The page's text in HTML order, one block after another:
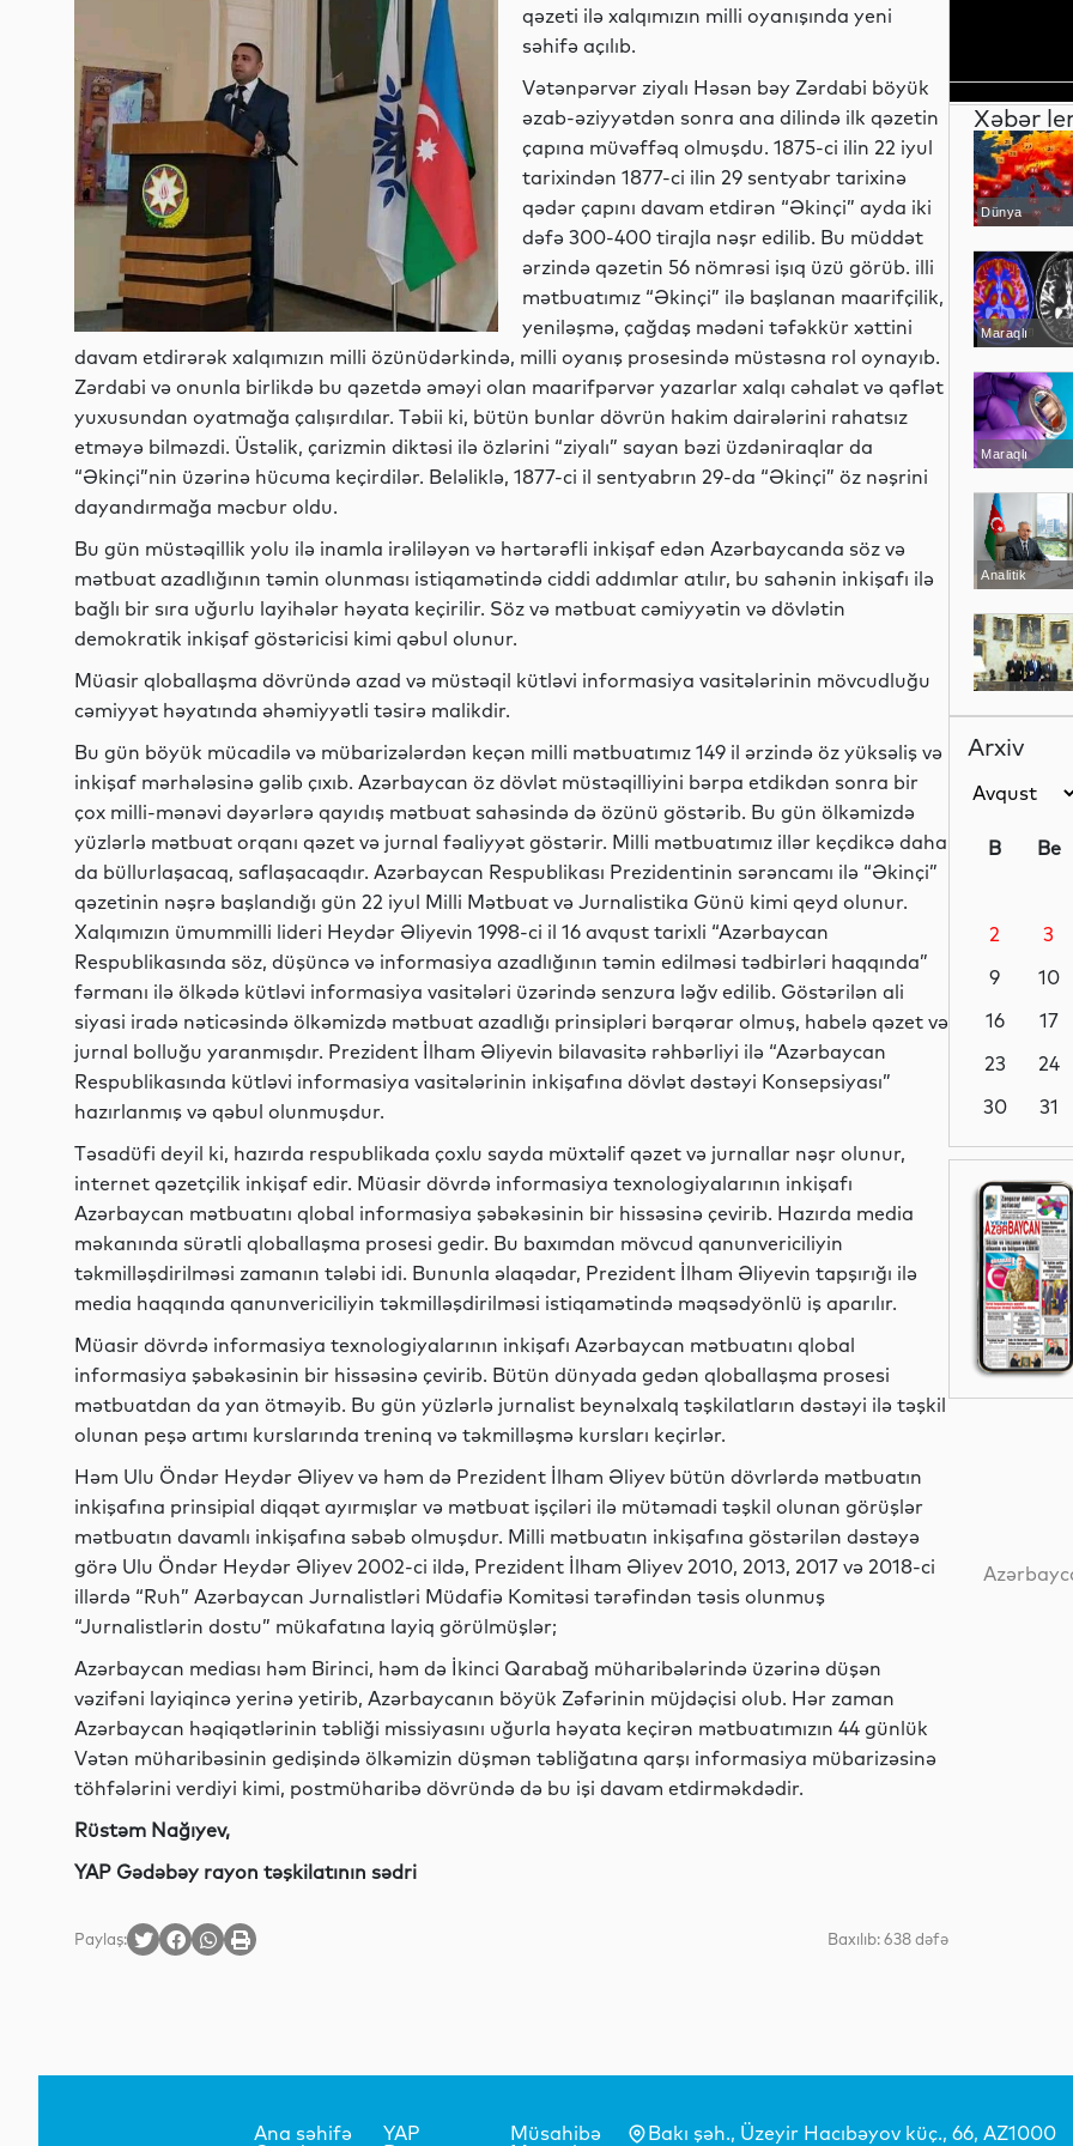
qəzeti ilə xalqımızın milli oyanışında yeni
səhifə açılıb.
Vətənpərvər ziyalı Həsən bəy Zərdabi böyük
əzab-əziyyətdən sonra ana dilində ilk qəzetin
çapına müvəffəq olmuşdu. 1875-ci ilin 22 iyul
tarixindən 1877-ci ilin 29 sentyabr tarixinə
qədər çapını davam etdirən “Əkinçi” ayda iki
dəfə 300-400 tirajla nəşr edilib. Bu müddət
ərzində qəzetin 56 nömrəsi işıq üzü görüb. illi
mətbuatımız “Əkinçi” ilə başlanan maarifçilik,
yeniləşmə, çağdaş mədəni təfəkkür xəttini
davam etdirərək xalqımızın milli özünüdərkində, milli oyanış prosesində müstəsna rol oynayıb.
Zərdabi və onunla birlikdə bu qəzetdə əməyi olan maarifpərvər yazarlar xalqı cəhalət və qəflət
yuxusundan oyatmağa çalışırdılar. Təbii ki, bütün bunlar dövrün hakim dairələrini rahatsız
etməyə bilməzdi. Üstəlik, çarizmin diktəsi ilə özlərini “ziyalı” sayan bəzi üzdəniraqlar da
“Əkinçi”nin üzərinə hücuma keçirdilər. Beləliklə, 1877-ci il sentyabrın 29-da “Əkinçi” öz nəşrini
dayandırmağa məcbur oldu.
Bu gün müstəqillik yolu ilə inamla irəliləyən və hərtərəfli inkişaf edən Azərbaycanda söz və
mətbuat azadlığının təmin olunması istiqamətində ciddi addımlar atılır, bu sahənin inkişafı ilə
bağlı bir sıra uğurlu layihələr həyata keçirilir. Söz və mətbuat cəmiyyətin və dövlətin
demokratik inkişaf göstəricisi kimi qəbul olunur.
Müasir qloballaşma dövründə azad və müstəqil kütləvi informasiya vasitələrinin mövcudluğu
cəmiyyət həyatında əhəmiyyətli təsirə malikdir.
Bu gün böyük mücadilə və mübarizələrdən keçən milli mətbuatımız 149 il ərzində öz yüksəliş və
inkişaf mərhələsinə gəlib çıxıb. Azərbaycan öz dövlət müstəqilliyini bərpa etdikdən sonra bir
çox milli-mənəvi dəyərlərə qayıdış mətbuat sahəsində də özünü göstərib. Bu gün ölkəmizdə
yüzlərlə mətbuat orqanı qəzet və jurnal fəaliyyət göstərir. Milli mətbuatımız illər keçdikcə daha
da büllurlaşacaq, saflaşacaqdır. Azərbaycan Respublikası Prezidentinin sərəncamı ilə “Əkinçi”
qəzetinin nəşrə başlandığı gün 22 iyul Milli Mətbuat və Jurnalistika Günü kimi qeyd olunur.
Xalqımızın ümummilli lideri Heydər Əliyevin 1998-ci il 16 avqust tarixli “Azərbaycan
Respublikasında söz, düşüncə və informasiya azadlığının təmin edilməsi tədbirləri haqqında”
fərmanı ilə ölkədə kütləvi informasiya vasitələri üzərində senzura ləğv edilib. Göstərilən ali
siyasi iradə nəticəsində ölkəmizdə mətbuat azadlığı prinsipləri bərqərar olmuş, habelə qəzet və
jurnal bolluğu yaranmışdır. Prezident İlham Əliyevin bilavasitə rəhbərliyi ilə “Azərbaycan
Respublikasında kütləvi informasiya vasitələrinin inkişafına dövlət dəstəyi Konsepsiyası”
hazırlanmış və qəbul olunmuşdur.
Təsadüfi deyil ki, hazırda respublikada çoxlu sayda müxtəlif qəzet və jurnallar nəşr olunur,
internet qəzetçilik inkişaf edir. Müasir dövrdə informasiya texnologiyalarının inkişafı
Azərbaycan mətbuatını qlobal informasiya şəbəkəsinin bir hissəsinə çevirib. Hazırda media
məkanında sürətli qloballaşma prosesi gedir. Bu baxımdan mövcud qanunvericiliyin
təkmilləşdirilməsi zamanın tələbi idi. Bununla əlaqədar, Prezident İlham Əliyevin tapşırığı ilə
media haqqında qanunvericiliyin təkmilləşdirilməsi istiqamətində məqsədyönlü iş aparılır.
Müasir dövrdə informasiya texnologiyalarının inkişafı Azərbaycan mətbuatını qlobal
informasiya şəbəkəsinin bir hissəsinə çevirib. Bütün dünyada gedən qloballaşma prosesi
mətbuatdan da yan ötməyib. Bu gün yüzlərlə jurnalist beynəlxalq təşkilatların dəstəyi ilə təşkil
olunan peşə artımı kurslarında treninq və təkmilləşmə kursları keçirlər.
Həm Ulu Öndər Heydər Əliyev və həm də Prezident İlham Əliyev bütün dövrlərdə mətbuatın
inkişafına prinsipial diqqət ayırmışlar və mətbuat işçiləri ilə mütəmadi təşkil olunan görüşlər
mətbuatın davamlı inkişafına səbəb olmuşdur. Milli mətbuatın inkişafına göstərilən dəstəyə
görə Ulu Öndər Heydər Əliyev 2002-ci ildə, Prezident İlham Əliyev 2010, 2013, 2017 və 2018-ci
illərdə “Ruh” Azərbaycan Jurnalistləri Müdafiə Komitəsi tərəfindən təsis olunmuş
“Jurnalistlərin dostu” mükafatına layiq görülmüşlər;
Azərbaycan mediası həm Birinci, həm də İkinci Qarabağ müharibələrində üzərinə düşən
vəzifəni layiqincə yerinə yetirib, Azərbaycanın böyük Zəfərinin müjdəçisi olub. Hər zaman
Azərbaycan həqiqətlərinin təbliği missiyasını uğurla həyata keçirən mətbuatımızın 44 günlük
Vətən müharibəsinin gedişində ölkəmizin düşmən təbliğatına qarşı informasiya mübarizəsinə
töhfələrini verdiyi kimi, postmüharibə dövründə də bu işi davam etdirməkdədir.
Rüstəm Nağıyev,
YAP Gədəbəy rayon təşkilatının sədri
Paylaş: Baxılıb: 638 dəfə
Xəbər
Dünya
Maraqlı
Maraqlı
Analitik
Siyasət
Siyasət
Dünya
Dünya
Dünya
Arxiv
B Be
2
3
9
10
16
17
23
24
30
31
Ana səhifə
YAP
Müsahibə
Bakı şəh., Üzeyir Hacıbəyov küç., 66, AZ1000